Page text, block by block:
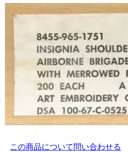
この商品について問い合わせる